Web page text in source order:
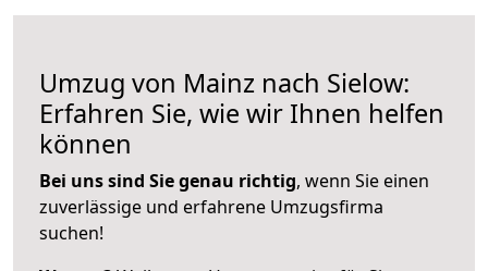
Umzug von Mainz nach Sielow:
Erfahren Sie, wie wir Ihnen helfen
können
Bei uns sind Sie genau richtig, wenn Sie einen
zuverlässige und erfahrene Umzugsfirma
suchen!